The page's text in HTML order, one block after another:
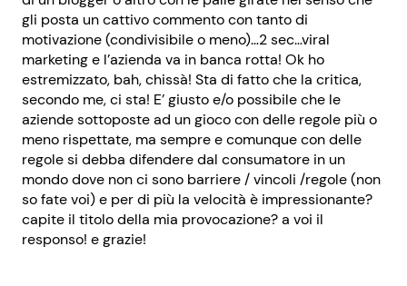
gli posta un cattivo commento con tanto di
motivazione (condivisibile o meno)…2 sec…viral
marketing e l’azienda va in banca rotta! Ok ho
estremizzato, bah, chissà! Sta di fatto che la critica,
secondo me, ci sta! E’ giusto e/o possibile che le
aziende sottoposte ad un gioco con delle regole più o
meno rispettate, ma sempre e comunque con delle
regole si debba difendere dal consumatore in un
mondo dove non ci sono barriere / vincoli /regole (non
so fate voi) e per di più la velocità è impressionante?
capite il titolo della mia provocazione? a voi il
responso! e grazie!